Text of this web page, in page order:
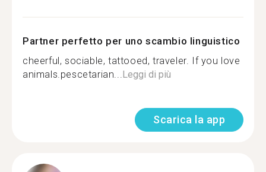
Partner perfetto per uno scambio linguistico
cheerful, sociable, tattooed, traveler. If you love
animals.pescetarian...Leggi di più
Scarica la app